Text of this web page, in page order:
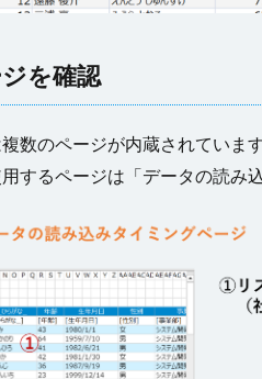
を確認
数のページが内蔵されています
するページは「データの読み